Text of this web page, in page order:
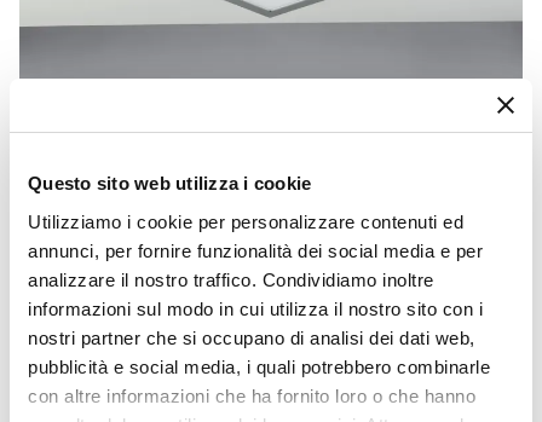
Questo sito web utilizza i cookie
Utilizziamo i cookie per personalizzare contenuti ed
annunci, per fornire funzionalità dei social media e per
analizzare il nostro traffico. Condividiamo inoltre
informazioni sul modo in cui utilizza il nostro sito con i
nostri partner che si occupano di analisi dei dati web,
pubblicità e social media, i quali potrebbero combinarle
con altre informazioni che ha fornito loro o che hanno
CODICE:PAS-66G
Struttura per pannello led 59,8x59,8 cm in alluminio
grigio goffrato
€ 20,00